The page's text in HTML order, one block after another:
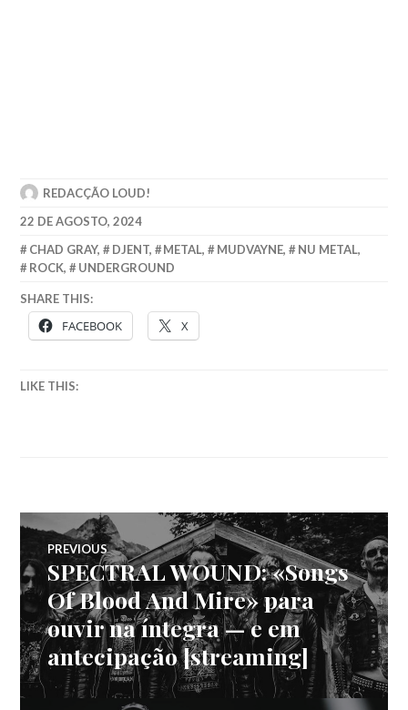
REDACÇÃO LOUD!
22 DE AGOSTO, 2024
CHAD GRAY, DJENT, METAL, MUDVAYNE, NU METAL,
ROCK, UNDERGROUND
SHARE THIS:
FACEBOOK X
LIKE THIS:
Navegação
de
artigos
PREVIOUS
Previous
post:
SPECTRAL WOUND: «Songs
Of Blood And Mire» para
ouvir na íntegra — e em
antecipação [streaming]